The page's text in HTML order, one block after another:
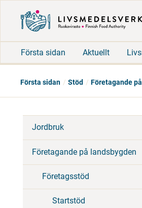
Första sidan Aktuellt
Första sidan Stöd Företagande
Jordbruk
Företagande på landsbygden
Företagsstöd
Startstöd